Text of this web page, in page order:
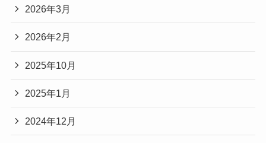
2026年3月
2026年2月
2025年10月
2025年1月
2024年12月